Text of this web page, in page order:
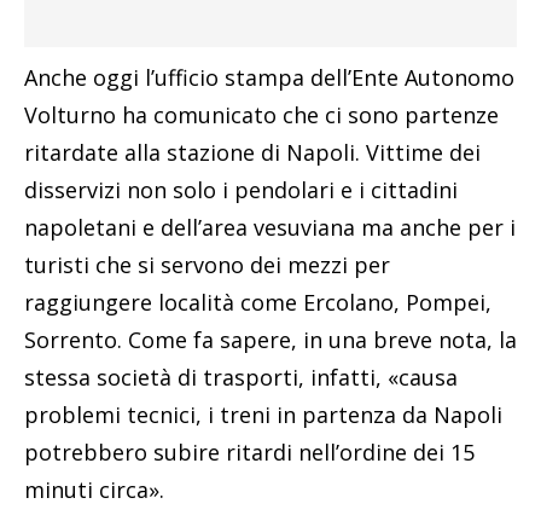
Anche oggi l’ufficio stampa dell’Ente Autonomo
Volturno ha comunicato che ci sono partenze
ritardate alla stazione di Napoli. Vittime dei
disservizi non solo i pendolari e i cittadini
napoletani e dell’area vesuviana ma anche per i
turisti che si servono dei mezzi per
raggiungere località come Ercolano, Pompei,
Sorrento. Come fa sapere, in una breve nota, la
stessa società di trasporti, infatti, «causa
problemi tecnici, i treni in partenza da Napoli
potrebbero subire ritardi nell’ordine dei 15
minuti circa».